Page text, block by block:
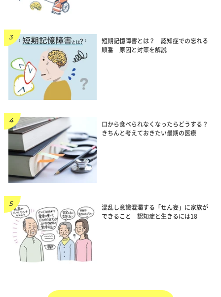
短期記憶障害とは？ 認知症での忘れる
順番 原因と対策を解説
口から食べられなくなったらどうする？
きちんと考えておきたい最期の医療
混乱し意識混濁する「せん妄」に家族が
できること 認知症と生きるには18